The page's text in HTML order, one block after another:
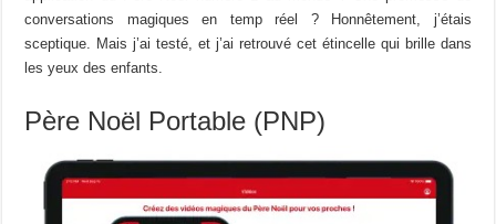
conversations magiques en temp réel ? Honnêtement, j’étais
sceptique. Mais j’ai testé, et j’ai retrouvé cet étincelle qui brille dans
les yeux des enfants.
Père Noël Portable (PNP)